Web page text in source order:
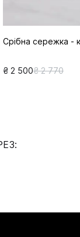
Срібна сережка -
₴ 2 500₴ 2 770